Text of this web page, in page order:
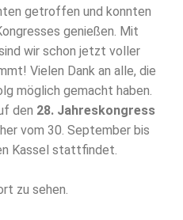
getroffen und konnten
genießen. Mit
wir schon jetzt voller
Vielen Dank an alle, die
möglich gemacht haben.
den 28. Jahreskongress
vom 30. September bis
Kassel stattfindet.
zu sehen.